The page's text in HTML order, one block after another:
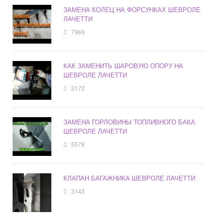
ЗАМЕНА КОЛЕЦ НА ФОРСУНКАХ ШЕВРОЛЕ
ЛАЧЕТТИ
7969
КАК ЗАМЕНИТЬ ШАРОВУЮ ОПОРУ НА
ШЕВРОЛЕ ЛАЧЕТТИ
2172
ЗАМЕНА ГОРЛОВИНЫ ТОПЛИВНОГО БАКА
ШЕВРОЛЕ ЛАЧЕТТИ
5578
КЛАПАН БАГАЖНИКА ШЕВРОЛЕ ЛАЧЕТТИ
3143